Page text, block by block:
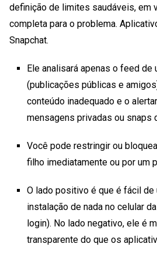
definição de limites saudáveis, em
completa para o problema.
Snapchat.
Ele analisará apenas o feed de
(publicações públicas e
conteúdo inadequado e o
mensagens privadas ou snaps
Você pode restringir ou
filho imediatamente ou por um
O lado positivo é que é fácil de
instalação de nada no celular
login). No lado negativo, ele é
transparente do que os